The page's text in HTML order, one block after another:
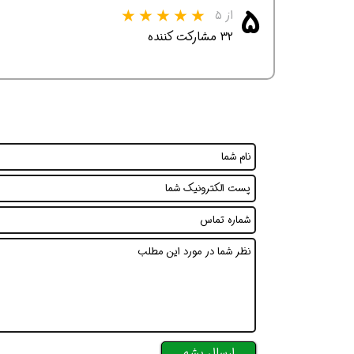
۵ از ۵
۳۲ مشارکت کننده
همین حالا بگیرش همین حالا بگیرش